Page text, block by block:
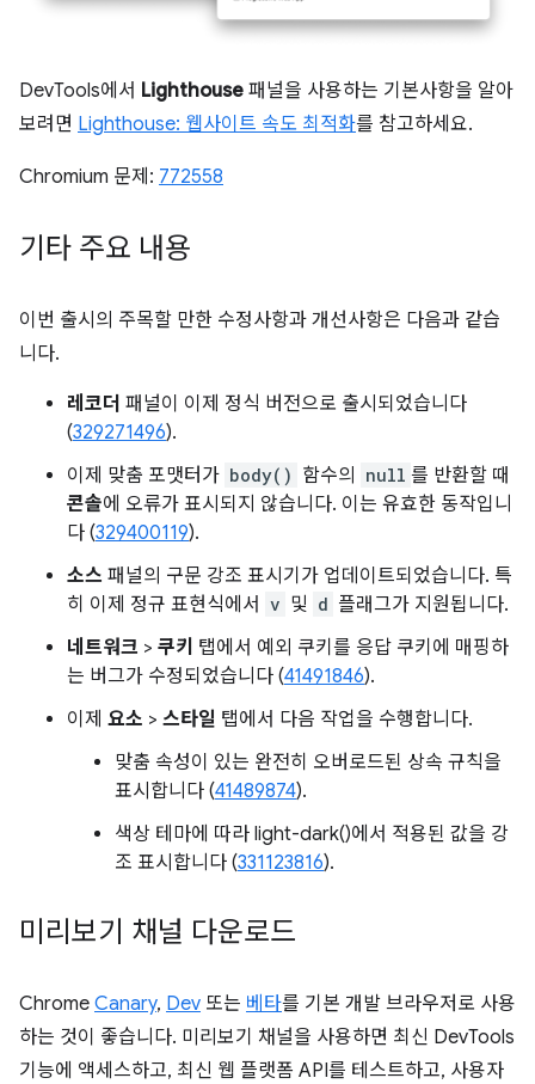
DevTools에서 Lighthouse 패널을 사용하는 기본사항을 알아
보려면 Lighthouse: 웹사이트 속도 최적화를 참고하세요.
Chromium 문제: 772558
기타 주요 내용
이번 출시의 주목할 만한 수정사항과 개선사항은 다음과 같습
니다.
레코더 패널이 이제 정식 버전으로 출시되었습니다
(329271496).
이제 맞춤 포맷터가 body() 함수의 null 를 반환할 때
콘솔에 오류가 표시되지 않습니다. 이는 유효한 동작입니
다 (329400119).
소스 패널의 구문 강조 표시기가 업데이트되었습니다. 특
히 이제 정규 표현식에서 v 및 d 플래그가 지원됩니다.
네트워크 > 쿠키 탭에서 예외 쿠키를 응답 쿠키에 매핑하
는 버그가 수정되었습니다 (41491846).
이제 요소 > 스타일 탭에서 다음 작업을 수행합니다.
맞춤 속성이 있는 완전히 오버로드된 상속 규칙을
표시합니다 (41489874).
색상 테마에 따라 light-dark()에서 적용된 값을 강
조 표시합니다 (331123816).
미리보기 채널 다운로드
Chrome Canary, Dev 또는 베타를 기본 개발 브라우저로 사용
하는 것이 좋습니다. 미리보기 채널을 사용하면 최신 DevTools
기능에 액세스하고, 최신 웹 플랫폼 API를 테스트하고, 사용자